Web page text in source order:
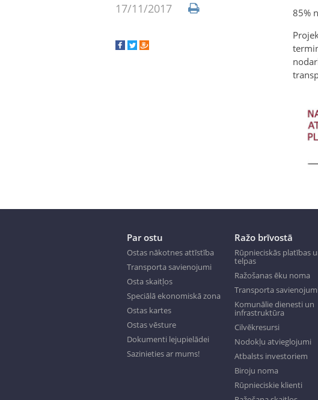
17/11/2017
85%
Par ostu
Ostas nākotnes attīstība
Transporta savienojumi
Osta skaitļos
Speciālā ekonomiskā zona
Ostas kartes
Ostas vēsture
Dokumenti lejupielādei
Sazinieties ar mums!
Ražo brīvostā
Rūpnieciskās platības
telpas
Ražošanas ēku noma
Transporta savienojumi
Komunālie dienesti un
infrastruktūra
Cilvēkresursi
Nodokļu atvieglojumi
Atbalsts investoriem
Biroju noma
Rūpnieciskie klienti